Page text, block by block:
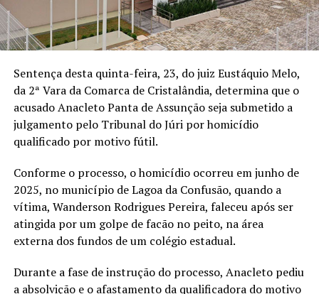
Sentença desta quinta-feira, 23, do juiz Eustáquio Melo,
da 2ª Vara da Comarca de Cristalândia, determina que o
acusado Anacleto Panta de Assunção seja submetido a
julgamento pelo Tribunal do Júri por homicídio
qualificado por motivo fútil.
Conforme o processo, o homicídio ocorreu em junho de
2025, no município de Lagoa da Confusão, quando a
vítima, Wanderson Rodrigues Pereira, faleceu após ser
atingida por um golpe de facão no peito, na área
externa dos fundos de um colégio estadual.
Durante a fase de instrução do processo, Anacleto pediu
a absolvição e o afastamento da qualificadora do motivo